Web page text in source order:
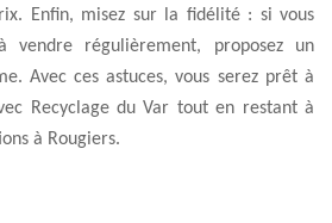
Enfin, misez sur la fidélité : si vous
régulièrement, proposez un
Avec ces astuces, vous serez prêt à
Recyclage du Var tout en restant à
à Rougiers.